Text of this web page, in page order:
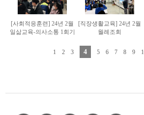
[사회적응훈련] 24년 2월
일삶교육-의사소통 1회기
[직장생활교육] 24년 2월
월례조회
1 2 3 4 5 6 7 8 9